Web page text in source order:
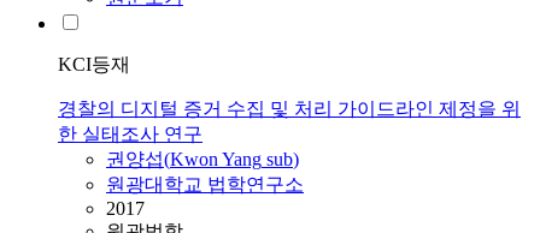
KCI등재
경찰의 디지털 증거 수집 및 처리 가이드라인 제정을 위
한 실태조사 연구
권양섭(KwonYang sub)
원광대학교 법학연구소
2017